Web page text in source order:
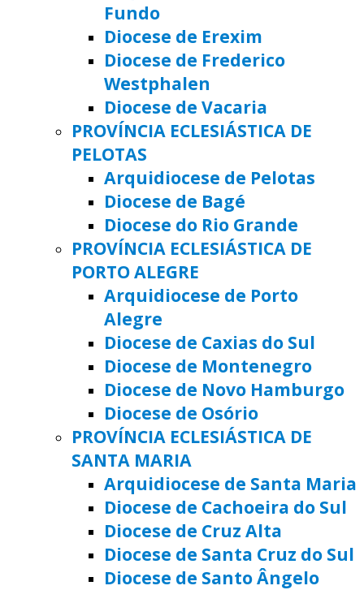
Fundo
Diocese de Erexim
Diocese de Frederico
Westphalen
Diocese de Vacaria
PROVÍNCIA ECLESIÁSTICA DE
PELOTAS
Arquidiocese de Pelotas
Diocese de Bagé
Diocese do Rio Grande
PROVÍNCIA ECLESIÁSTICA DE
PORTO ALEGRE
Arquidiocese de Porto
Alegre
Diocese de Caxias do Sul
Diocese de Montenegro
Diocese de Novo Hamburgo
Diocese de Osório
PROVÍNCIA ECLESIÁSTICA DE
SANTA MARIA
Arquidiocese de Santa Maria
Diocese de Cachoeira do Sul
Diocese de Cruz Alta
Diocese de Santa Cruz do Sul
Diocese de Santo Ângelo